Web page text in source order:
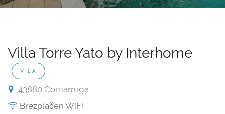
Villa Torre Yato by Interhome
VILA
43880 Comarruga
Brezplačen WiFi